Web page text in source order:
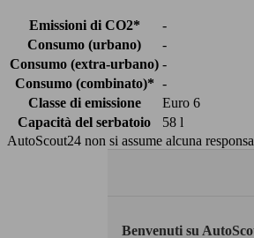
Emissioni di CO2*
-
Consumo (urbano)
-
Consumo (extra-urbano) -
Consumo (combinato)* -
Classe di emissione
Euro 6
Capacità del serbatoio
58 l
AutoScout24 non si assume alcuna
Benvenuti su